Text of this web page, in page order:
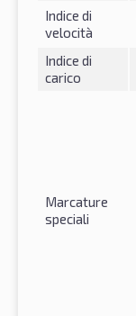
Indice di
velocità
Indice di
carico
Marcature
speciali